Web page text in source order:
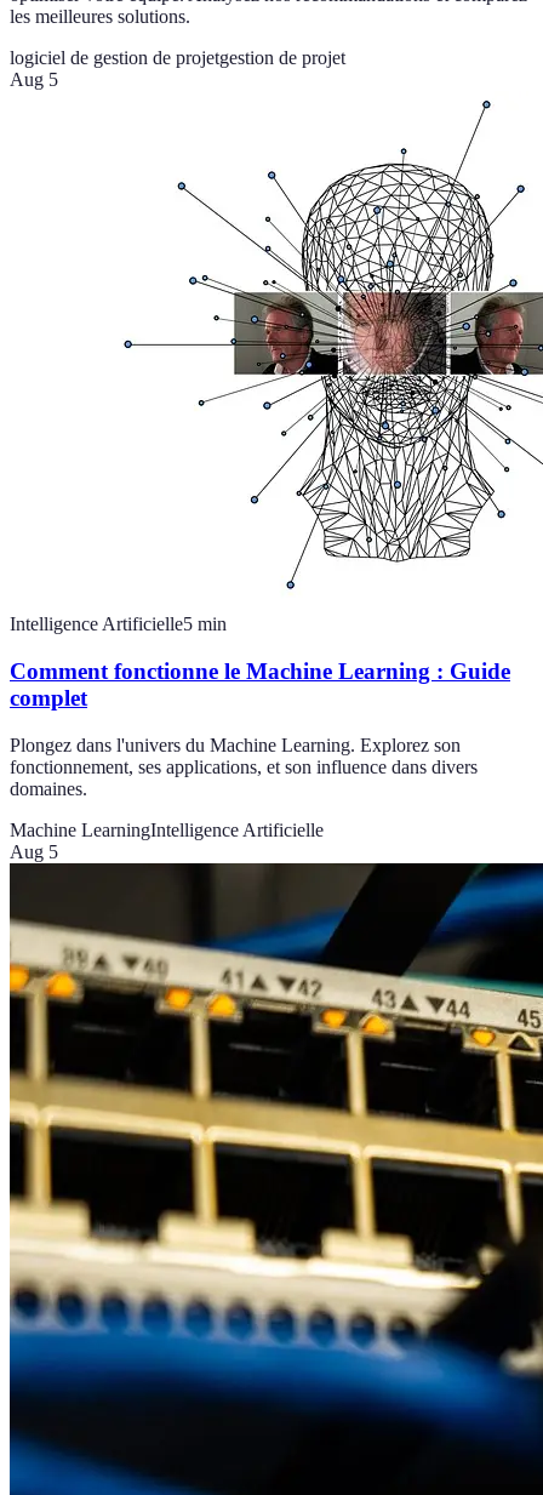
les meilleures solutions.
logiciel de gestion de projetgestion de projet
Aug 5
Intelligence Artificielle5 min
Comment fonctionne le Machine Learning : Guide
complet
Plongez dans l'univers du Machine Learning. Explorez son
fonctionnement, ses applications, et son influence dans divers
domaines.
Machine LearningIntelligence Artificielle
Aug 5